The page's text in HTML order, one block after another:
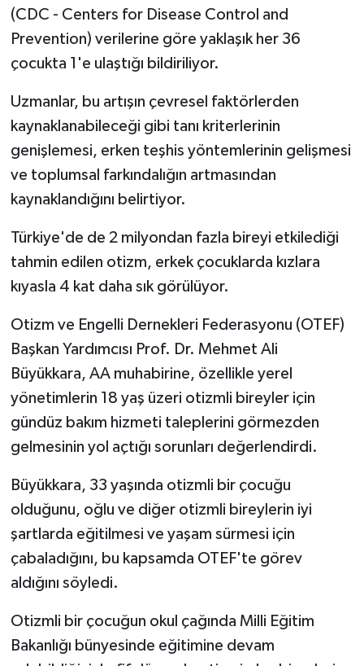
(CDC - Centers for Disease Control and
Prevention) verilerine göre yaklaşık her 36
çocukta 1'e ulaştığı bildiriliyor.
Uzmanlar, bu artışın çevresel faktörlerden
kaynaklanabileceği gibi tanı kriterlerinin
genişlemesi, erken teşhis yöntemlerinin gelişmesi
ve toplumsal farkındalığın artmasından
kaynaklandığını belirtiyor.
Türkiye'de de 2 milyondan fazla bireyi etkilediği
tahmin edilen otizm, erkek çocuklarda kızlara
kıyasla 4 kat daha sık görülüyor.
Otizm ve Engelli Dernekleri Federasyonu (OTEF)
Başkan Yardımcısı Prof. Dr. Mehmet Ali
Büyükkara, AA muhabirine, özellikle yerel
yönetimlerin 18 yaş üzeri otizmli bireyler için
gündüz bakım hizmeti taleplerini görmezden
gelmesinin yol açtığı sorunları değerlendirdi.
Büyükkara, 33 yaşında otizmli bir çocuğu
olduğunu, oğlu ve diğer otizmli bireylerin iyi
şartlarda eğitilmesi ve yaşam sürmesi için
çabaladığını, bu kapsamda OTEF'te görev
aldığını söyledi.
Otizmli bir çocuğun okul çağında Milli Eğitim
Bakanlığı bünyesinde eğitimine devam